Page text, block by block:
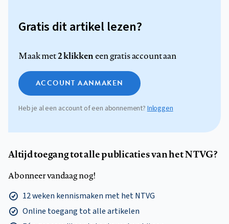
Gratis dit artikel lezen?
Maak met2 klikkeneen gratis account aan
ACCOUNT AANMAKEN
Heb je al een account of een abonnement? Inloggen
Altijd toegang tot alle publicaties van het NTVG?
Abonneer vandaag nog!
12 weken kennismaken met het NTVG
Online toegang tot alle artikelen